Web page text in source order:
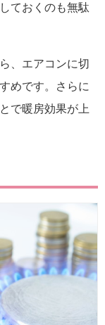
ておくのも無駄
、エアコンに切
めです。さらに
で暖房効果が上